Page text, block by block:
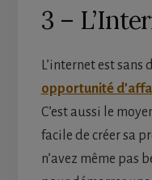
3 –
L’internet est sans
opportunité
C’est aussi le
facile de créer sa
n’avez même pas